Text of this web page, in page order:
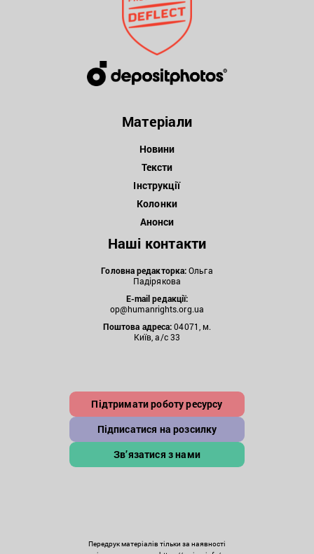
Матеріали
Новини
Тексти
Інструкції
Колонки
Анонси
Наші контакти
Головна редакторка:Ольга
Падірякова
E-mail редакції:
op@humanrights.org.ua
Поштова адреса:04071, м.
Київ, а/с 33
Підтримати роботу ресурсу
Підписатися на розсилку
Зв’язатися з нами
Передрук матеріалів тільки за наявності